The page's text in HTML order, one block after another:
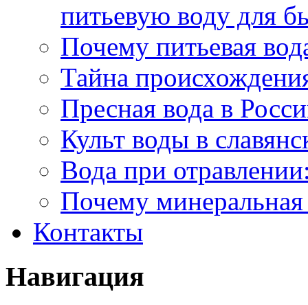
питьевую воду для
Почему питьевая
Тайна
Пресная вода в
Культ воды в
Вода при
Почему
Контакты
Навигация